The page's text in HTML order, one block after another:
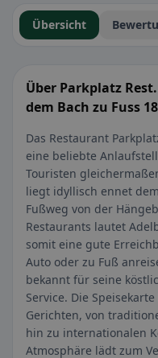
Übersicht
Über Parkplatz
dem Bach zu Fuss
Das Restaurant
eine beliebte
Touristen
liegt idyllisch ennet
Fußweg von der
Restaurants lautet
somit eine gute
Auto oder zu Fuß
bekannt für seine
Service. Die
Gerichten, von
hin zu internationalen
Atmosphäre lädt zum